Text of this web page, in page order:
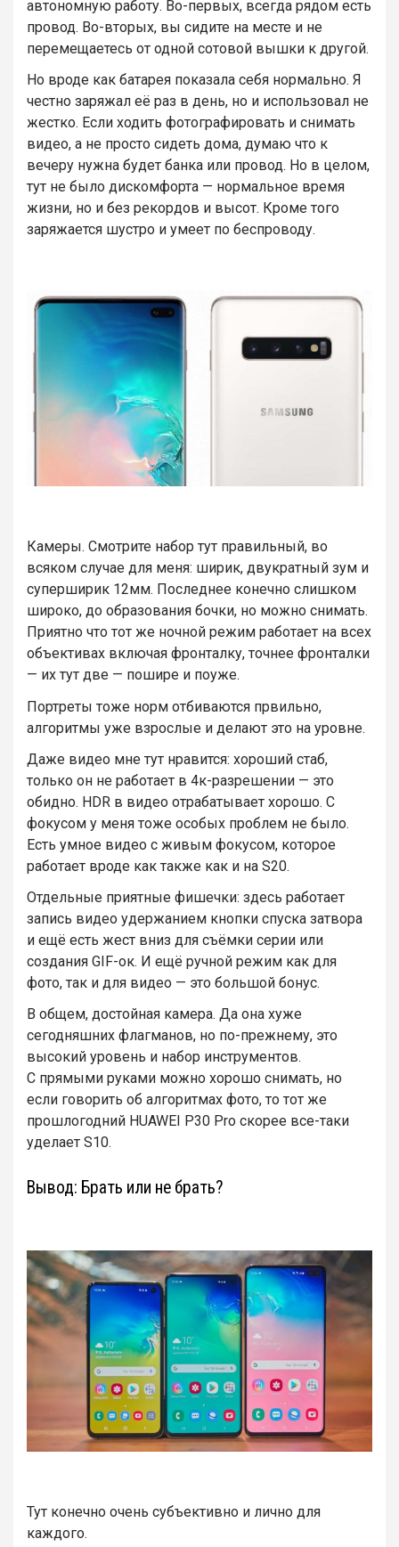
автономную работу. Во-первых, всегда рядом есть
провод. Во-вторых, вы сидите на месте и не
перемещаетесь от одной сотовой вышки к другой.
Но вроде как батарея показала себя нормально. Я
честно заряжал её раз в день, но и использовал не
жестко. Если ходить фотографировать и снимать
видео, а не просто сидеть дома, думаю что к
вечеру нужна будет банка или провод. Но в целом,
тут не было дискомфорта — нормальное время
жизни, но и без рекордов и высот. Кроме того
заряжается шустро и умеет по беспроводу.
Камеры. Смотрите набор тут правильный, во
всяком случае для меня: ширик, двукратный зум и
суперширик 12мм. Последнее конечно слишком
широко, до образования бочки, но можно снимать.
Приятно что тот же ночной режим работает на всех
объективах включая фронталку, точнее фронталки
— их тут две — пошире и поуже.
Портреты тоже норм отбиваются првильно,
алгоритмы уже взрослые и делают это на уровне.
Даже видео мне тут нравится: хороший стаб,
только он не работает в 4к-разрешении — это
обидно. HDR в видео отрабатывает хорошо. С
фокусом у меня тоже особых проблем не было.
Есть умное видео с живым фокусом, которое
работает вроде как также как и на S20.
Отдельные приятные фишечки: здесь работает
запись видео удержанием кнопки спуска затвора
и ещё есть жест вниз для съёмки серии или
создания GIF-ок. И ещё ручной режим как для
фото, так и для видео — это большой бонус.
В общем, достойная камера. Да она хуже
сегодняшних флагманов, но по-прежнему, это
высокий уровень и набор инструментов.
С прямыми руками можно хорошо снимать, но
если говорить об алгоритмах фото, то тот же
прошлогодний HUAWEI P30 Pro скорее все-таки
уделает S10.
Вывод: Брать или не брать?
Тут конечно очень субъективно и лично для
каждого.